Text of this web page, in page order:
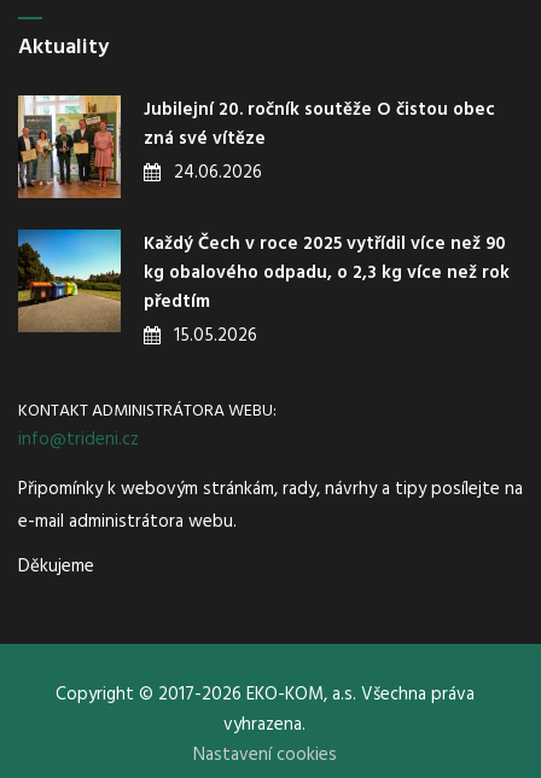
Aktuality
Jubilejní 20. ročník soutěže O čistou obec
zná své vítěze
24.06.2026
Každý Čech v roce 2025 vytřídil více než 90
kg obalového odpadu, o 2,3 kg více než rok
předtím
15.05.2026
KONTAKT ADMINISTRÁTORA WEBU:
info@trideni.cz
Připomínky k webovým stránkám, rady, návrhy a tipy posílejte na
e-mail administrátora webu.
Děkujeme
Copyright © 2017-2026 EKO-KOM, a.s. Všechna práva
vyhrazena.
Nastavení cookies